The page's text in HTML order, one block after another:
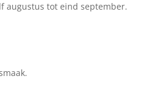
augustus tot eind september.